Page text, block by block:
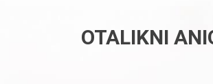
OTALIKNI